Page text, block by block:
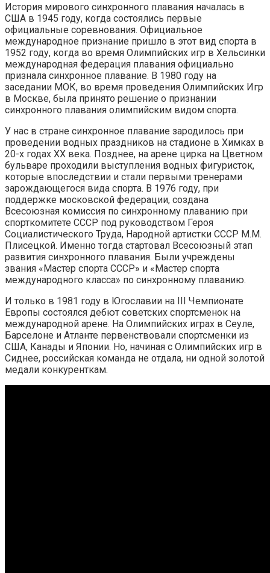
История мирового синхронного плавания началась в
США в 1945 году, когда состоялись первые
официальные соревнования. Официальное
международное признание пришло в этот вид спорта в
1952 году, когда во время Олимпийских игр в Хельсинки
международная федерация плавания официально
признала синхронное плавание. В 1980 году на
заседании МОК, во время проведения Олимпийских Игр
в Москве, была принято решение о признании
синхронного плавания олимпийским видом спорта.
У нас в стране синхронное плавание зародилось при
проведении водных праздников на стадионе в Химках в
20-х годах ХХ века. Позднее, на арене цирка на Цветном
бульваре проходили выступления водных фигуристок,
которые впоследствии и стали первыми тренерами
зарождающегося вида спорта. В 1976 году, при
поддержке московской федерации, создана
Всесоюзная комиссия по синхронному плаванию при
спорткомитете СССР под руководством Героя
Социалистического Труда, Народной артистки СССР М.М.
Плисецкой. Именно тогда стартовал Всесоюзный этап
развития синхронного плавания. Были учреждены
звания «Мастер спорта СССР» и «Мастер спорта
международного класса» по синхронному плаванию.
И только в 1981 году в Югославии на III Чемпионате
Европы состоялся дебют советских спортсменок на
международной арене. На Олимпийских играх в Сеуле,
Барселоне и Атланте первенствовали спортсменки из
США, Канады и Японии. Но, начиная с Олимпийских игр в
Сиднее, российская команда не отдала, ни одной золотой
медали конкуренткам.